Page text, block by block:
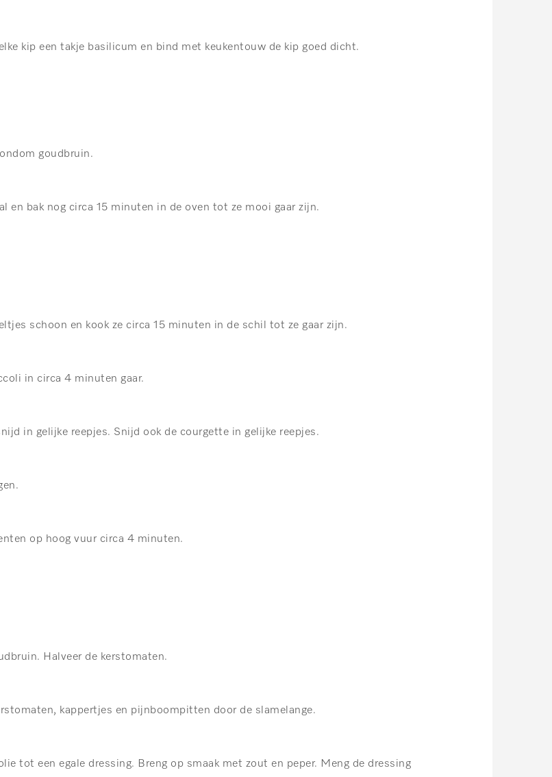
kip een takje basilicum en bind met keukentouw de kip goed dicht.
goudbruin.
en bak nog circa 15 minuten in de oven tot ze mooi gaar zijn.
schoon en kook ze circa 15 minuten in de schil tot ze gaar zijn.
in circa 4 minuten gaar.
in gelijke reepjes. Snijd ook de courgette in gelijke reepjes.
op hoog vuur circa 4 minuten.
Halveer de kerstomaten.
kappertjes en pijnboompitten door de slamelange.
tot een egale dressing. Breng op smaak met zout en peper. Meng de dressing